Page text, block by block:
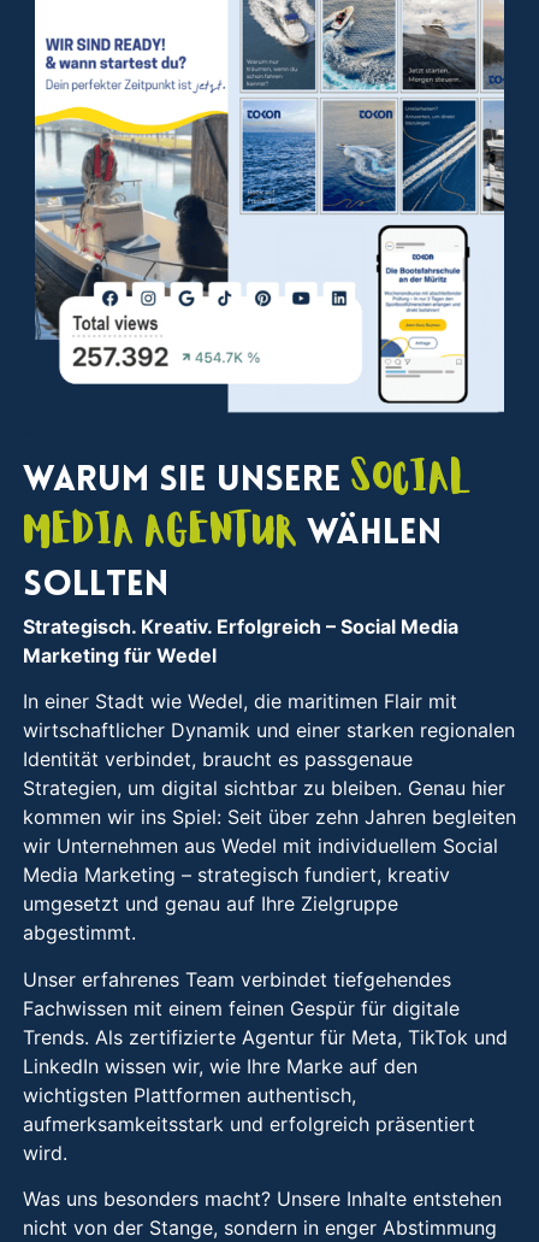
Warum Sie unsere Social
Media Agentur wählen
sollten
Strategisch. Kreativ. Erfolgreich – Social Media
Marketing für Wedel
In einer Stadt wie Wedel, die maritimen Flair mit
wirtschaftlicher Dynamik und einer starken regionalen
Identität verbindet, braucht es passgenaue
Strategien, um digital sichtbar zu bleiben. Genau hier
kommen wir ins Spiel: Seit über zehn Jahren begleiten
wir Unternehmen aus Wedel mit individuellem Social
Media Marketing – strategisch fundiert, kreativ
umgesetzt und genau auf Ihre Zielgruppe
abgestimmt.
Unser erfahrenes Team verbindet tiefgehendes
Fachwissen mit einem feinen Gespür für digitale
Trends. Als zertifizierte Agentur für Meta, TikTok und
LinkedIn wissen wir, wie Ihre Marke auf den
wichtigsten Plattformen authentisch,
aufmerksamkeitsstark und erfolgreich präsentiert
wird.
Was uns besonders macht? Unsere Inhalte entstehen
nicht von der Stange, sondern in enger Abstimmung